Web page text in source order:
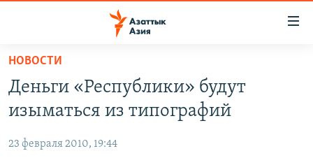
Вернуться
основному
содержанию
УЗБЕКИСТАН
НОВОСТИ
НА ДРУГИХ ЯЗЫКАХ
НОВОСТИ
Деньги «Республики» будут
изыматься из типографий
23 февраля 2010, 19:44